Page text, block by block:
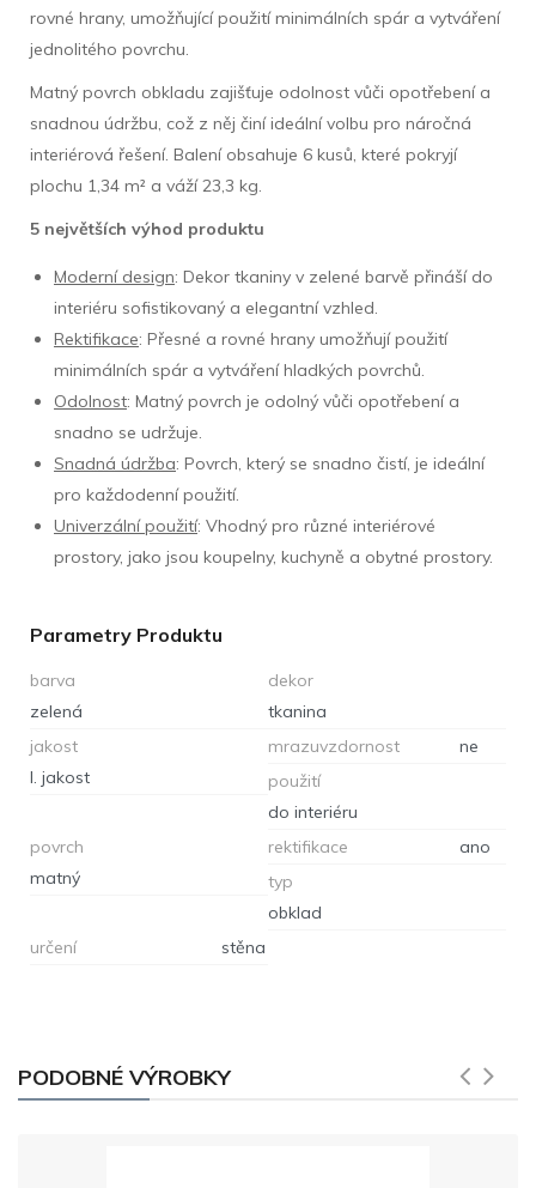
rovné hrany, umožňující použití minimálních spár a vytváření
jednolitého povrchu.
Matný povrch obkladu zajišťuje odolnost vůči opotřebení a
snadnou údržbu, což z něj činí ideální volbu pro náročná
interiérová řešení. Balení obsahuje 6 kusů, které pokryjí
plochu 1,34 m² a váží 23,3 kg.
5 největších výhod produktu
Moderní design: Dekor tkaniny v zelené barvě přináší do
interiéru sofistikovaný a elegantní vzhled.
Rektifikace: Přesné a rovné hrany umožňují použití
minimálních spár a vytváření hladkých povrchů.
Odolnost: Matný povrch je odolný vůči opotřebení a
snadno se udržuje.
Snadná údržba: Povrch, který se snadno čistí, je ideální
pro každodenní použití.
Univerzální použití: Vhodný pro různé interiérové
prostory, jako jsou koupelny, kuchyně a obytné prostory.
Parametry Produktu
barva
zelená
dekor
tkanina
jakost
I. jakost
mrazuvzdornost
ne
použití
do interiéru
povrch
matný
rektifikace
ano
typ
obklad
určení
stěna
PODOBNÉ VÝROBKY